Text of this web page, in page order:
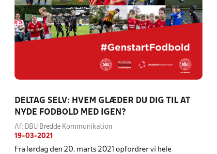
DELTAG SELV: HVEM GLÆDER DU DIG TIL AT
NYDE FODBOLD MED IGEN?
Af: DBU Bredde Kommunikation
19-03-2021
Fra lørdag den 20. marts 2021 opfordrer vi hele